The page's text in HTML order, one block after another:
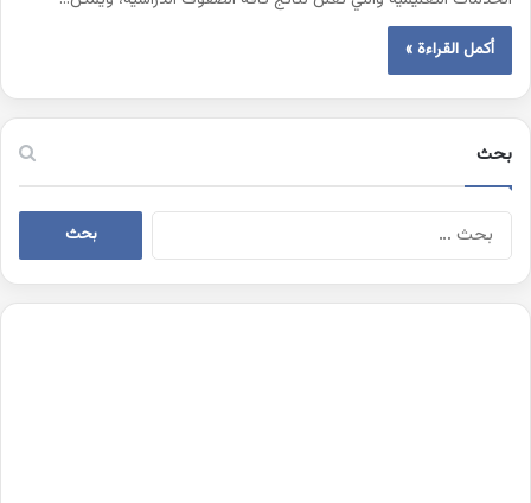
أكمل القراءة »
بحث
البحث